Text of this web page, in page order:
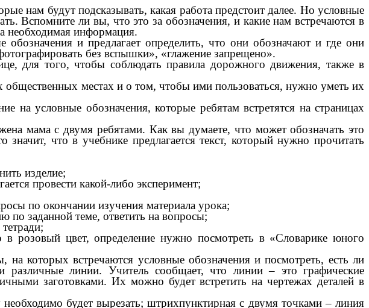
нам будут подсказывать, какая работа предстоит далее. Но условные
Вспомните ли вы, что это за обозначения, и какие нам встречаются в
необходимая информация.
и предлагает определить, что они обозначают и где они
без вспышки», «глажение запрещено».
для того, чтобы соблюдать правила дорожного движения, также в
общественных местах и о том, чтобы ими пользоваться, нужно уметь их
на условные обозначения, которые ребятам встретятся на страницах
мама с двумя ребятами. Как вы думаете, что может обозначать это
что в учебнике предлагается текст, который нужно прочитать
изделие;
провести какой-либо эксперимент;
по окончании изучения материала урока;
заданной теме, ответить на вопросы;
розовый цвет, определение нужно посмотреть в «Словарике юного
которых встречаются условные обозначения и посмотреть, есть ли
различные линии. Учитель сообщает, что линии – это графические
заготовками. Их можно будет встретить на чертежах деталей в
будет вырезать; штрихпунктирная с двумя точками – линия